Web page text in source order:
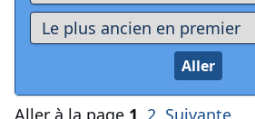
Aller à la page 1, 2 Suivante